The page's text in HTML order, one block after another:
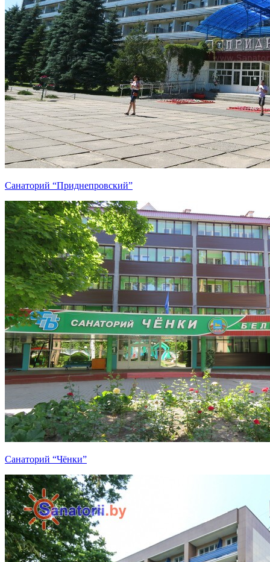
Санаторий “Приднепровский”
Санаторий “Чёнки”